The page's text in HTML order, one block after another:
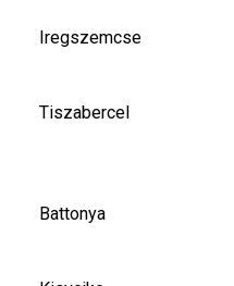
Iregszemcse
Tiszabercel
Battonya